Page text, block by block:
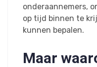
onderaannemers,
op tijd binnen te
kunnen bepalen.
Maar